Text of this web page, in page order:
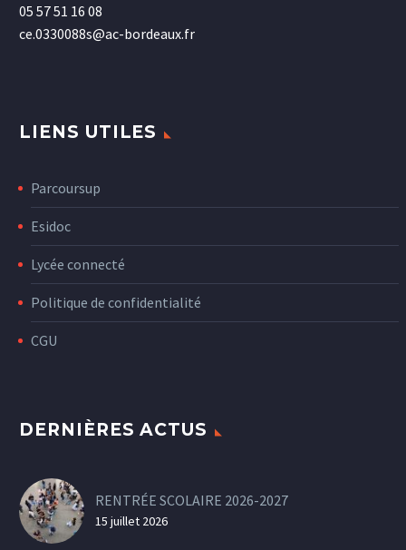
05 57 51 16 08
ce.0330088s@ac-bordeaux.fr
LIENS UTILES
Parcoursup
Esidoc
Lycée connecté
Politique de confidentialité
CGU
DERNIÈRES ACTUS
RENTRÉE SCOLAIRE 2026-2027
15 juillet 2026